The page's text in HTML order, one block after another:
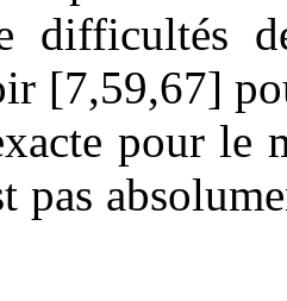
difficultés
[7,59,67]
pour le
pas